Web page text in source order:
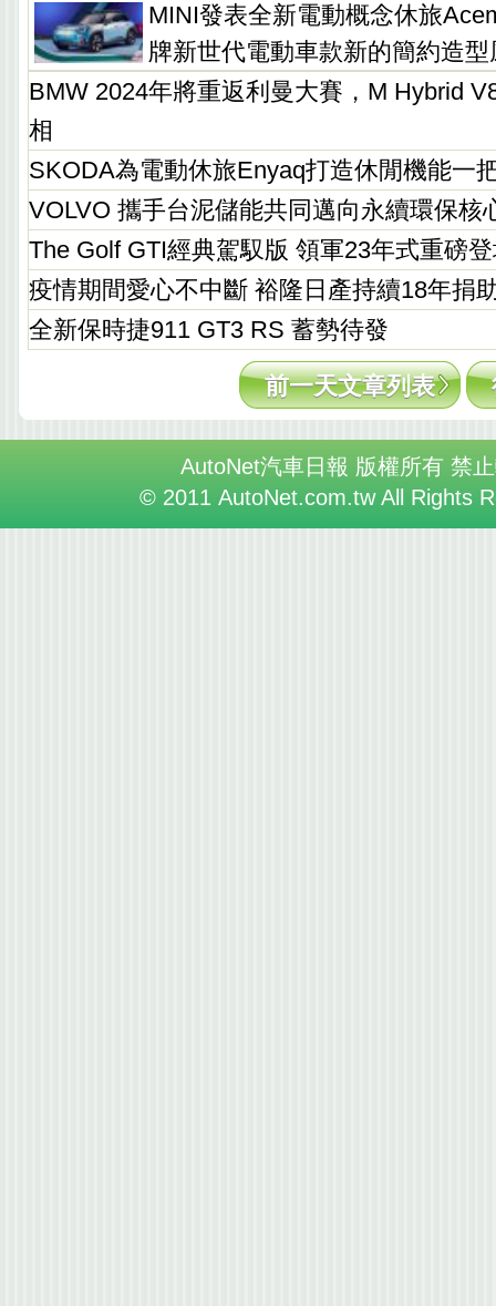
MINI發表全新電動概念休旅
牌新世代電動車款新的簡約造型
BMW 2024年將重返利曼大賽，M Hybrid
相
SKODA為電動休旅Enyaq打造休閒機能一
VOLVO 攜手台泥儲能共同邁向永續環保核
The Golf GTI經典駕馭版 領軍23年式重磅
疫情期間愛心不中斷 裕隆日產持續18年捐
全新保時捷911 GT3 RS 蓄勢待發
前一天文章列表
AutoNet汽車日報 版權所有 禁
© 2011 AutoNet.com.tw All Rights